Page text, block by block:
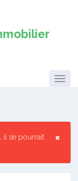
×
, il se pourrait